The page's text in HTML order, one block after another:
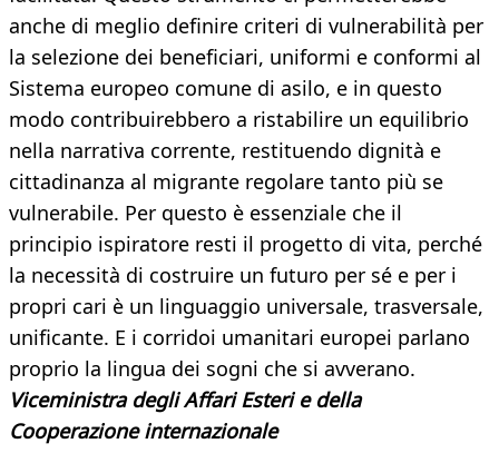
anche di meglio definire criteri di vulnerabilità per
la selezione dei beneficiari, uniformi e conformi al
Sistema europeo comune di asilo, e in questo
modo contribuirebbero a ristabilire un equilibrio
nella narrativa corrente, restituendo dignità e
cittadinanza al migrante regolare tanto più se
vulnerabile. Per questo è essenziale che il
principio ispiratore resti il progetto di vita, perché
la necessità di costruire un futuro per sé e per i
propri cari è un linguaggio universale, trasversale,
unificante. E i corridoi umanitari europei parlano
proprio la lingua dei sogni che si avverano.
Viceministra degli Affari Esteri e della
Cooperazione internazionale